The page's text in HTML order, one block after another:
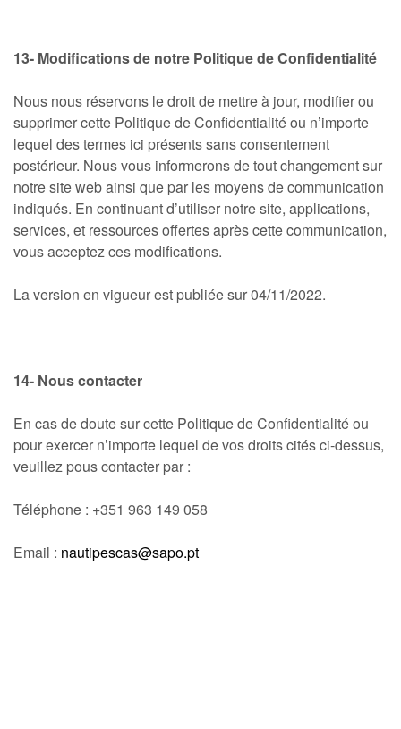
13- Modifications de notre Politique de Confidentialité
Nous nous réservons le droit de mettre à jour, modifier ou
supprimer cette Politique de Confidentialité ou n’importe
lequel des termes ici présents sans consentement
postérieur. Nous vous informerons de tout changement sur
notre site web ainsi que par les moyens de communication
indiqués. En continuant d’utiliser notre site, applications,
services, et ressources offertes après cette communication,
vous acceptez ces modifications.
La version en vigueur est publiée sur 04/11/2022.
14- Nous contacter
En cas de doute sur cette Politique de Confidentialité ou
pour exercer n’importe lequel de vos droits cités ci-dessus,
veuillez pous contacter par :
Téléphone : +351 963 149 058
Email : nautipescas@sapo.pt